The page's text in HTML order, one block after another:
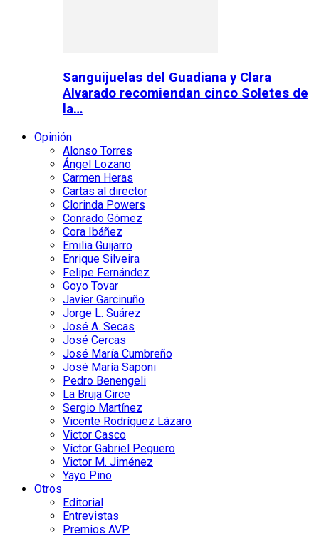
Sanguijuelas del Guadiana y Clara
Alvarado recomiendan cinco Soletes de
la…
Opinión
Alonso Torres
Ángel Lozano
Carmen Heras
Cartas al director
Clorinda Powers
Conrado Gómez
Cora Ibáñez
Emilia Guijarro
Enrique Silveira
Felipe Fernández
Goyo Tovar
Javier Garcinuño
Jorge L. Suárez
José A. Secas
José Cercas
José María Cumbreño
José María Saponi
Pedro Benengeli
La Bruja Circe
Sergio Martínez
Vicente Rodríguez Lázaro
Victor Casco
Víctor Gabriel Peguero
Victor M. Jiménez
Yayo Pino
Otros
Editorial
Entrevistas
Premios AVP